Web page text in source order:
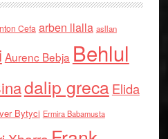
Cefa arben llalla asllan
Aurenc Bebja Behlul
dalip grecaElida
Bytyci Ermira Babamusta